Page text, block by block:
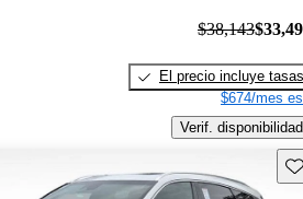
$38,143
El precio incluye tasas
$674/mes
Verif. disponibilidad